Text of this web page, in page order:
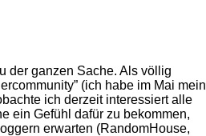
der ganzen Sache. Als völlig
(ich habe im Mai mein
ich derzeit interessiert alle
ein Gefühl dafür zu bekommen,
erwarten (RandomHouse,